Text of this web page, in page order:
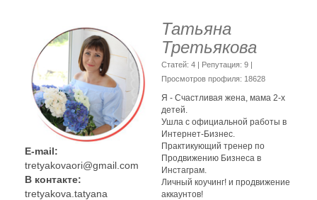
E-mail:
tretyakovaori@gmail.com
В контакте:
tretyakova.tatyana
Татьяна
Третьякова
Cтатей: 4 | Репутация: 9 |
Просмотров профиля: 18628
Я - Счастливая жена, мама 2-х
детей.
Ушла с официальной работы в
Интернет-Бизнес.
Практикующий тренер по
Продвижению Бизнеса в
Инстаграм.
Личный коучинг! и продвижение
аккаунтов!